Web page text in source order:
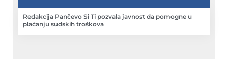
Redakcija Pančevo Si Ti pozvala javnost da pomogne u
plaćanju sudskih troškova